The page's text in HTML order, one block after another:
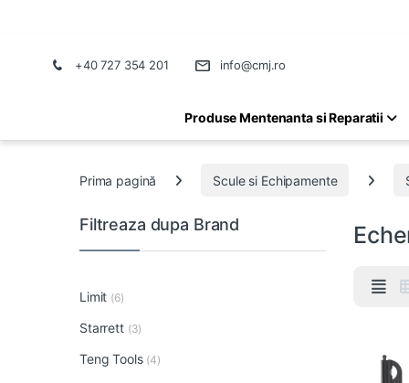
+40 727 354 201 info@cmj.ro
Produse Mentenanta si Reparatii
Prima pagină Scule si Echipamente
Filtreaza dupa Brand
Limit (6)
Starrett (3)
Teng Tools (4)